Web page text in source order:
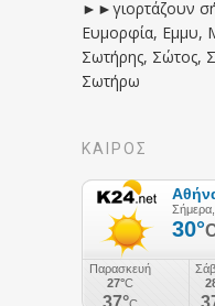
►►γιορτάζουν
Ευμορφία, Εμμυ,
Σωτήρης, Σώτος,
Σωτήρω
ΚΑΙΡΟΣ